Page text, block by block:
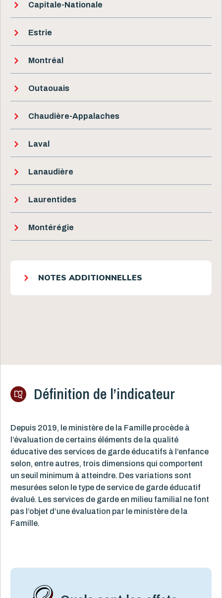
Capitale-Nationale
Estrie
Montréal
Outaouais
Chaudière-Appalaches
Laval
Lanaudière
Laurentides
Montérégie
NOTES ADDITIONNELLES
Définition de l’indicateur
Depuis 2019, le ministère de la Famille procède à
l’évaluation de certains éléments de la qualité
éducative des services de garde éducatifs à l’enfance
selon, entre autres, trois dimensions qui comportent
un seuil minimum à atteindre. Des variations sont
mesurées selon le type de service de garde éducatif
évalué. Les services de garde en milieu familial ne font
pas l’objet d’une évaluation par le ministère de la
Famille.